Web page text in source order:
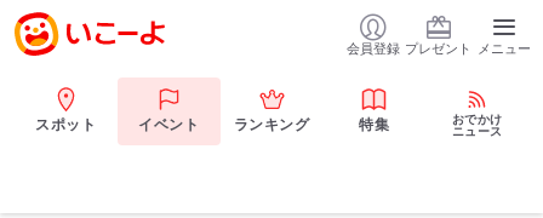
会員登録 プレゼント メニュー
スポット イベント ランキング 特集
おでかけ
ニュース